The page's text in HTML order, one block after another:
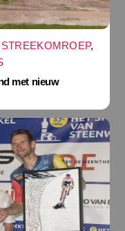
STREEKOMROEP,
met nieuw